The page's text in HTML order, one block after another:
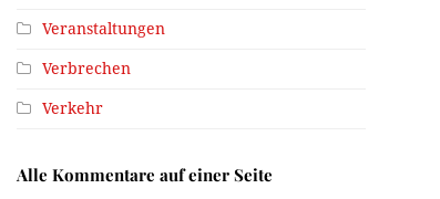
Veranstaltungen
Verbrechen
Verkehr
Alle Kommentare auf einer Seite